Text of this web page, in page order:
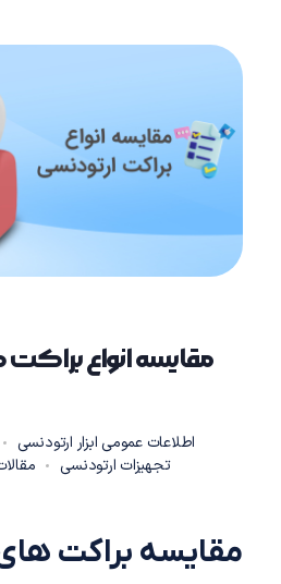
مقایسه انواع
اطلاعات عمومی ابزار ارتودنسی
تجهیزات ارتودنسی
مقایسه براکت‌